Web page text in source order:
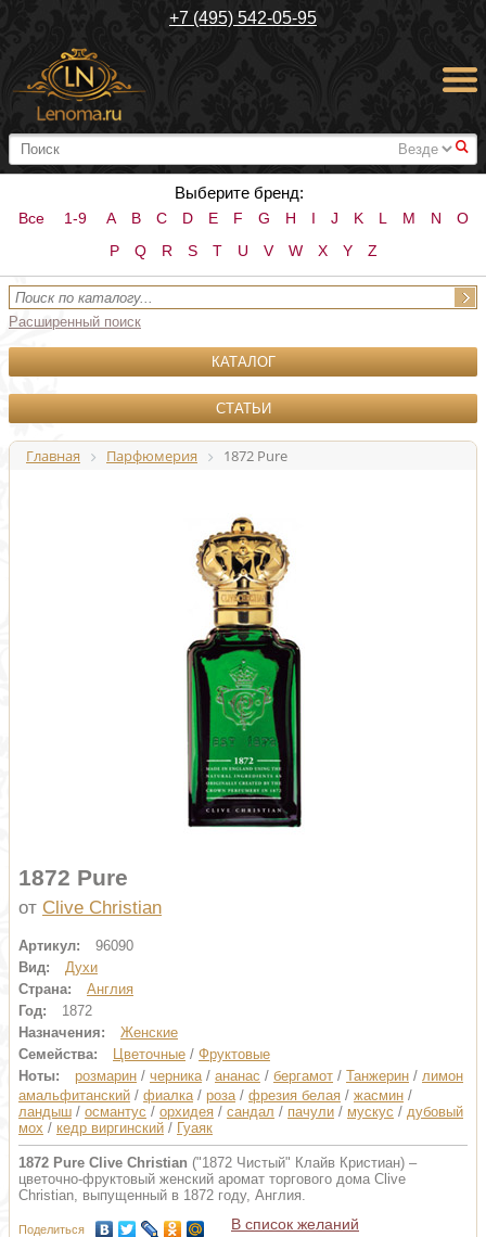
+7 (495) 542-05-95
#
Выберите бренд:
Все 1-9 A B C D E F G H I J K L M N
O
P
Q R S T U V W X Y Z
Расширенный поиск
КАТАЛОГ
СТАТЬИ
Главная Парфюмерия 1872 Pure
1872 Pure
от Clive Christian
Артикул:
96090
Вид:
Духи
Страна:
Англия
Год:
1872
Назначения:
Женские
Семейства:
Цветочные / Фруктовые
Ноты:
розмарин / черника/ ананас / бергамот / Танжерин / лимон
амальфитанский / фиалка/ роза/ фрезия белая / жасмин /
ландыш / османтус / орхидея / сандал / пачули / мускус / дубовый
мох / кедр виргинский / Гуаяк
1872 Pure Clive Christian ("1872 Чистый" Клайв Кристиан) –
цветочно-фруктовый женский аромат торгового дома Clive
Christian, выпущенный в 1872 году, Англия.
Поделиться В список желаний